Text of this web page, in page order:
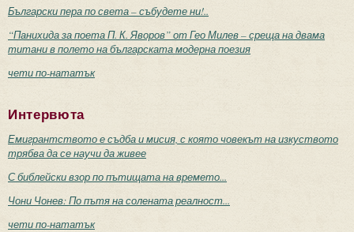
Български пера по света – събудете ни!..
“Панихида за поета П. К. Яворов” от Гео Милев – среща на двама
титани в полето на българската модерна поезия
чети по-нататък
Интервюта
Емигрантството е съдба и мисия, с която човекът на изкуството
трябва да се научи да живее
С библейски взор по пътищата на времето...
Чони Чонев: По пътя на солената реалност...
чети по-нататък